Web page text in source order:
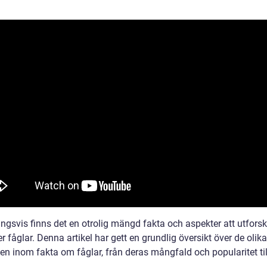
finns det en otrolig mängd fakta och aspekter att
fåglar. Denna artikel har gett en grundlig översikt över de olika
inom fakta om fåglar, från deras mångfald och popularitet